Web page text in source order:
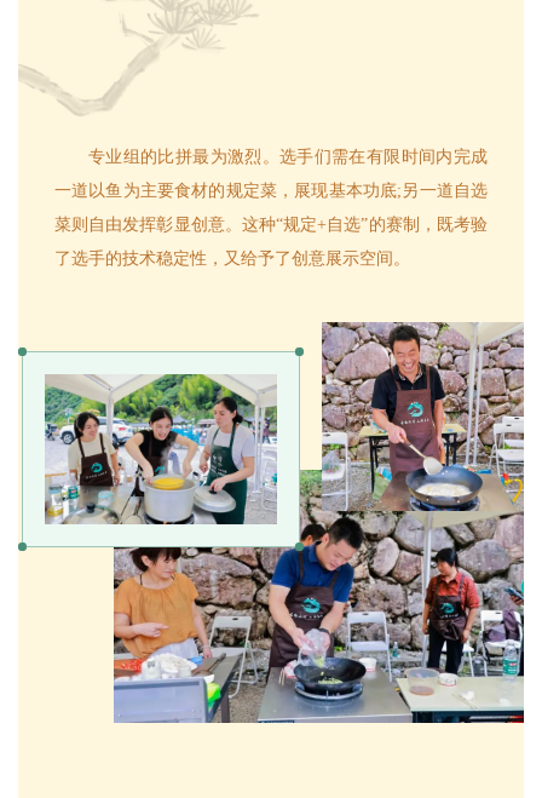
专业组的比拼最为激烈。选手们需在有限时间内完成
一道以鱼为主要食材的规定菜，展现基本功底;另一道自选
菜则自由发挥彰显创意。这种“规定+自选”的赛制，既考验
了选手的技术稳定性，又给予了创意展示空间。